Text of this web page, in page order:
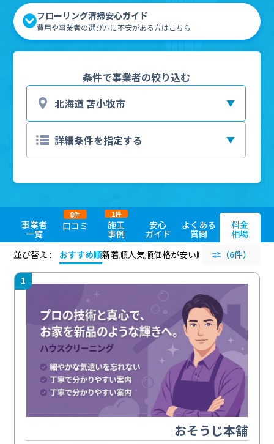
フローリング清掃安心ガイド
費用や事業者の選び方に不安がある方はこちら
条件で事業者の絞り込む
事業者
一覧
口コミ
8件
施工
事例
1件
安心
ガイド
よくある
質問
料金
相場
並び替え :
おすすめ順新着順人気順価格が安い順 評価が高い順
（6件）
1
おそうじ本舗